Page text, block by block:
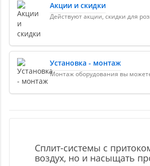
Акции и скидки
Действуют акции, скидки для
Установка - монтаж
Монтаж оборудования вы
Сплит-системы с
воздух, но и насыщать